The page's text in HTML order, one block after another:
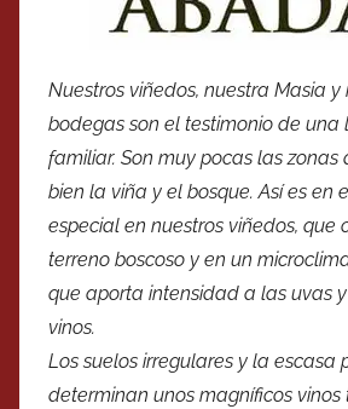
Nuestros viñedos, nuestra Masia y
bodegas son el testimonio de una
familiar. Son muy pocas las zonas
bien la viña y el bosque. Así es en
especial en nuestros viñedos, que
terreno boscoso y en un
que aporta intensidad a las uvas
vinos.
Los suelos irregulares y la escasa
determinan unos magníficos vinos